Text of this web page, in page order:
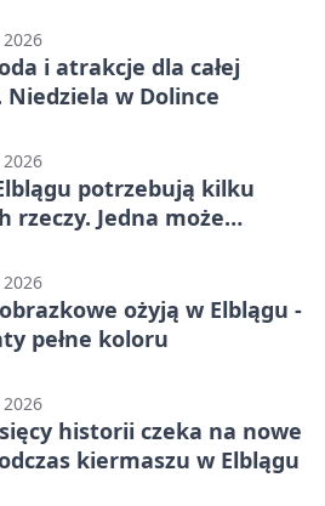
i atrakcje dla całej
Niedziela w Dolince
potrzebują kilku
rzeczy. Jedna może
ożyją w Elblągu -
pełne koloru
historii czeka na nowe
kiermaszu w Elblągu